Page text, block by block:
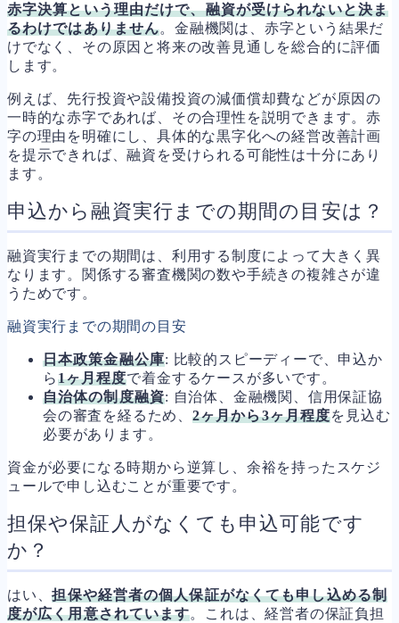
赤字決算という理由だけで、融資が受けられないと決ま
るわけではありません。金融機関は、赤字という結果だ
けでなく、その原因と将来の改善見通しを総合的に評価
します。
例えば、先行投資や設備投資の減価償却費などが原因の
一時的な赤字であれば、その合理性を説明できます。赤
字の理由を明確にし、具体的な黒字化への経営改善計画
を提示できれば、融資を受けられる可能性は十分にあり
ます。
申込から融資実行までの期間の目安は？
融資実行までの期間は、利用する制度によって大きく異
なります。関係する審査機関の数や手続きの複雑さが違
うためです。
融資実行までの期間の目安
日本政策金融公庫: 比較的スピーディーで、申込か
ら1ヶ月程度で着金するケースが多いです。
自治体の制度融資: 自治体、金融機関、信用保証協
会の審査を経るため、 2ヶ月から3ヶ月程度を見込む
必要があります。
資金が必要になる時期から逆算し、余裕を持ったスケジ
ュールで申し込むことが重要です。
担保や保証人がなくても申込可能です
か？
はい、担保や経営者の個人保証がなくても申し込める制
度が広く用意されています。これは、経営者の保証負担